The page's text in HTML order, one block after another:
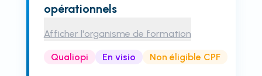
opérationnels
Afficher l'organisme de formation
Qualiopi En visio Non éligible CPF